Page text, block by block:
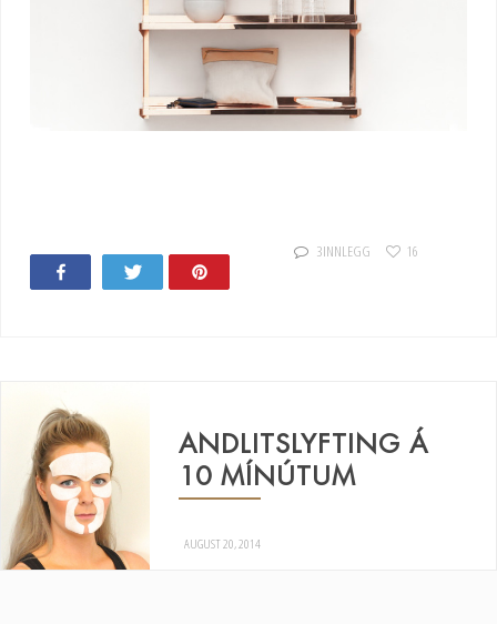
Tweet
3 INNLEGG 16
ANDLITSLYFTING Á
10 MÍNÚTUM
AUGUST 20, 2014